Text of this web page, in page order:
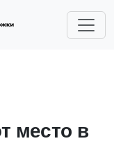
место в